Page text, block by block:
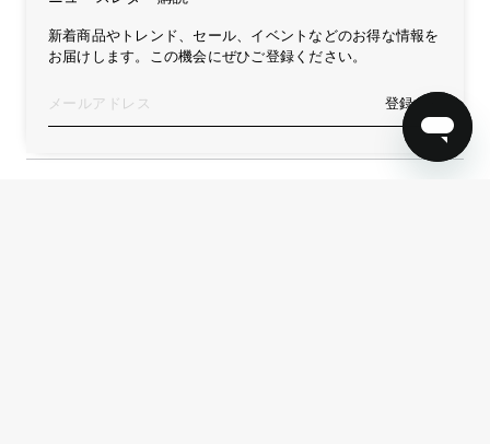
登録する
新着商品やトレンド、セール、イベントなどのお得な情報を
お届けします。この機会にぜひご登録ください。
登録する